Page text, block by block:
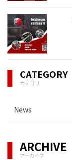
CATEGORY
カテゴリ
News
ARCHIVE
アーカイブ